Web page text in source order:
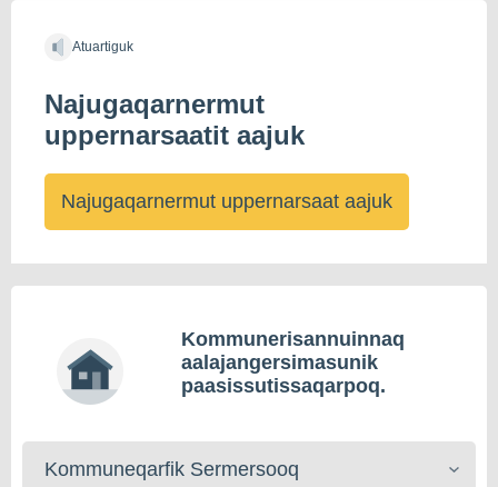
Atuartiguk
Najugaqarnermut
uppernarsaatit aajuk
Najugaqarnermut uppernarsaat aajuk
Kommunerisannuinnaq
aalajangersimasunik
paasissutissaqarpoq.
Kommunerisat
toqqaruk